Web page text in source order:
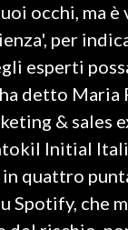
occhi, ma è
per
esperti
detto Maria
& sales
Initial
in quattro
Spotify, che